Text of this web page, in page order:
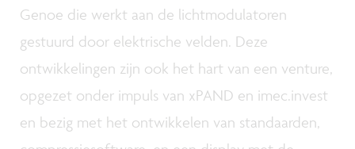
Genoe die werkt aan de lichtmodulatoren
gestuurd door elektrische velden. Deze
ontwikkelingen zijn ook het hart van een venture,
opgezet onder impuls van xPAND en imec.invest
en bezig met het ontwikkelen van standaarden,